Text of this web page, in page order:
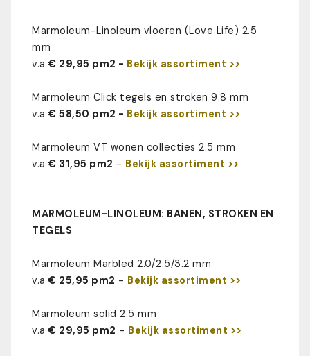
Marmoleum-Linoleum vloeren (Love Life) 2.5
mm
v.a€ 29,95 pm2 - Bekijk assortiment >>
Marmoleum Click tegels en stroken 9.8 mm
v.a€ 58,50 pm2 - Bekijk assortiment >>
Marmoleum VT wonen collecties 2.5 mm
v.a€ 31,95 pm2 - Bekijk assortiment >>
MARMOLEUM-LINOLEUM: BANEN, STROKEN EN
TEGELS
Marmoleum Marbled 2.0/2.5/3.2 mm
v.a€ 25,95 pm2 - Bekijk assortiment >>
Marmoleum solid 2.5 mm
v.a€ 29,95 pm2 - Bekijk assortiment >>